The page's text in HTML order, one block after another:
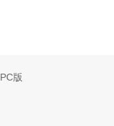
PC版